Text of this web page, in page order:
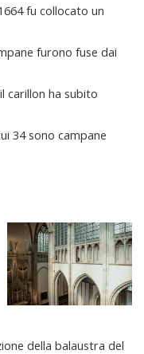
fu collocato un
furono fuse dai
carillon ha subito
34 sono campane
della balaustra del